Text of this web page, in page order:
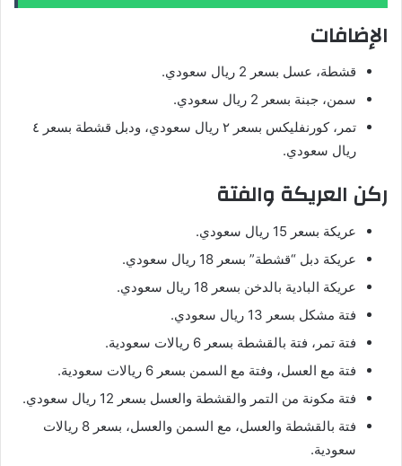
الإضافات
قشطة، عسل بسعر 2 ريال سعودي.
سمن، جبنة بسعر 2 ريال سعودي.
تمر، كورنفليكس بسعر ٢ ريال سعودي، ودبل قشطة بسعر ٤
ريال سعودي.
ركن العريكة والفتة
عريكة بسعر 15 ريال سعودي.
عريكة دبل “قشطة” بسعر 18 ريال سعودي.
عريكة البادية بالدخن بسعر 18 ريال سعودي.
فتة مشكل بسعر 13 ريال سعودي.
فتة تمر، فتة بالقشطة بسعر 6 ريالات سعودية.
فتة مع العسل، وفتة مع السمن بسعر 6 ريالات سعودية.
فتة مكونة من التمر والقشطة والعسل بسعر 12 ريال سعودي.
فتة بالقشطة والعسل، مع السمن والعسل، بسعر 8 ريالات
سعودية.